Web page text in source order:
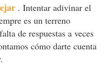
. Intentar adivinar el
es un terreno
de respuestas a veces
cómo darte cuenta